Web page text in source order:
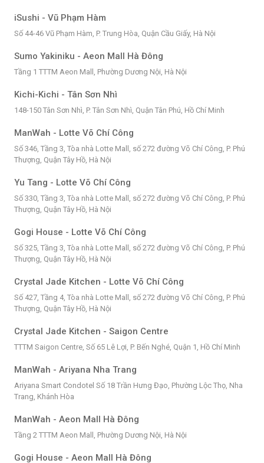
iSushi - Vũ Phạm Hàm
Số 44-46 Vũ Phạm Hàm, P. Trung Hòa, Quận Cầu Giấy, Hà Nội
Sumo Yakiniku - Aeon Mall Hà Đông
Tầng 1 TTTM Aeon Mall, Phường Dương Nội, Hà Nội
Kichi-Kichi - Tân Sơn Nhì
148-150 Tân Sơn Nhì, P. Tân Sơn Nhì, Quận Tân Phú, Hồ Chí Minh
ManWah - Lotte Võ Chí Công
Số 346, Tầng 3, Tòa nhà Lotte Mall, số 272 đường Võ Chí Công, P. Phú
Thượng, Quận Tây Hồ, Hà Nội
Yu Tang - Lotte Võ Chí Công
Số 330, Tầng 3, Tòa nhà Lotte Mall, số 272 đường Võ Chí Công, P. Phú
Thượng, Quận Tây Hồ, Hà Nội
Gogi House - Lotte Võ Chí Công
Số 325, Tầng 3, Tòa nhà Lotte Mall, số 272 đường Võ Chí Công, P. Phú
Thượng, Quận Tây Hồ, Hà Nội
Crystal Jade Kitchen - Lotte Võ Chí Công
Số 427, Tầng 4, Tòa nhà Lotte Mall, số 272 đường Võ Chí Công, P. Phú
Thượng, Quận Tây Hồ, Hà Nội
Crystal Jade Kitchen - Saigon Centre
TTTM Saigon Centre, Số 65 Lê Lợi, P. Bến Nghé, Quận 1, Hồ Chí Minh
ManWah - Ariyana Nha Trang
Ariyana Smart Condotel Số 18 Trần Hưng Đạo, Phường Lộc Thọ, Nha
Trang, Khánh Hòa
ManWah - Aeon Mall Hà Đông
Tầng 2 TTTM Aeon Mall, Phường Dương Nội, Hà Nội
Gogi House - Aeon Mall Hà Đông